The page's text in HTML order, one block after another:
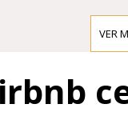
VER